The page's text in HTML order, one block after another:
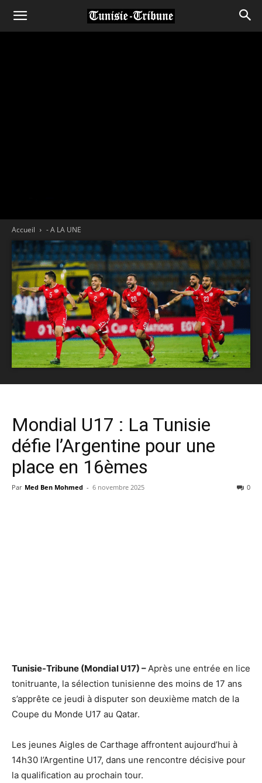
Accueil - A LA UNE
Mondial U17 : La Tunisie
défie l’Argentine pour une
place en 16èmes
Par Med Ben Mohmed - 6 novembre 2025 0
Tunisie-Tribune (Mondial U17) –Après une entrée en lice
tonitruante, la sélection tunisienne des moins de 17 ans
s’apprête ce jeudi à disputer son deuxième match de la
Coupe du Monde U17 au Qatar.
Les jeunes Aigles de Carthage affrontent aujourd’hui à
14h30 l’Argentine U17, dans une rencontre décisive pour
la qualification au prochain tour.